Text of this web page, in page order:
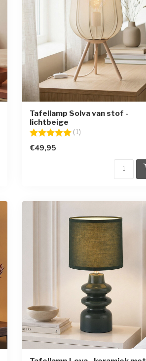
Tafellamp Solva van stof -
lichtbeige
Beoordeling: (1)
€49,95